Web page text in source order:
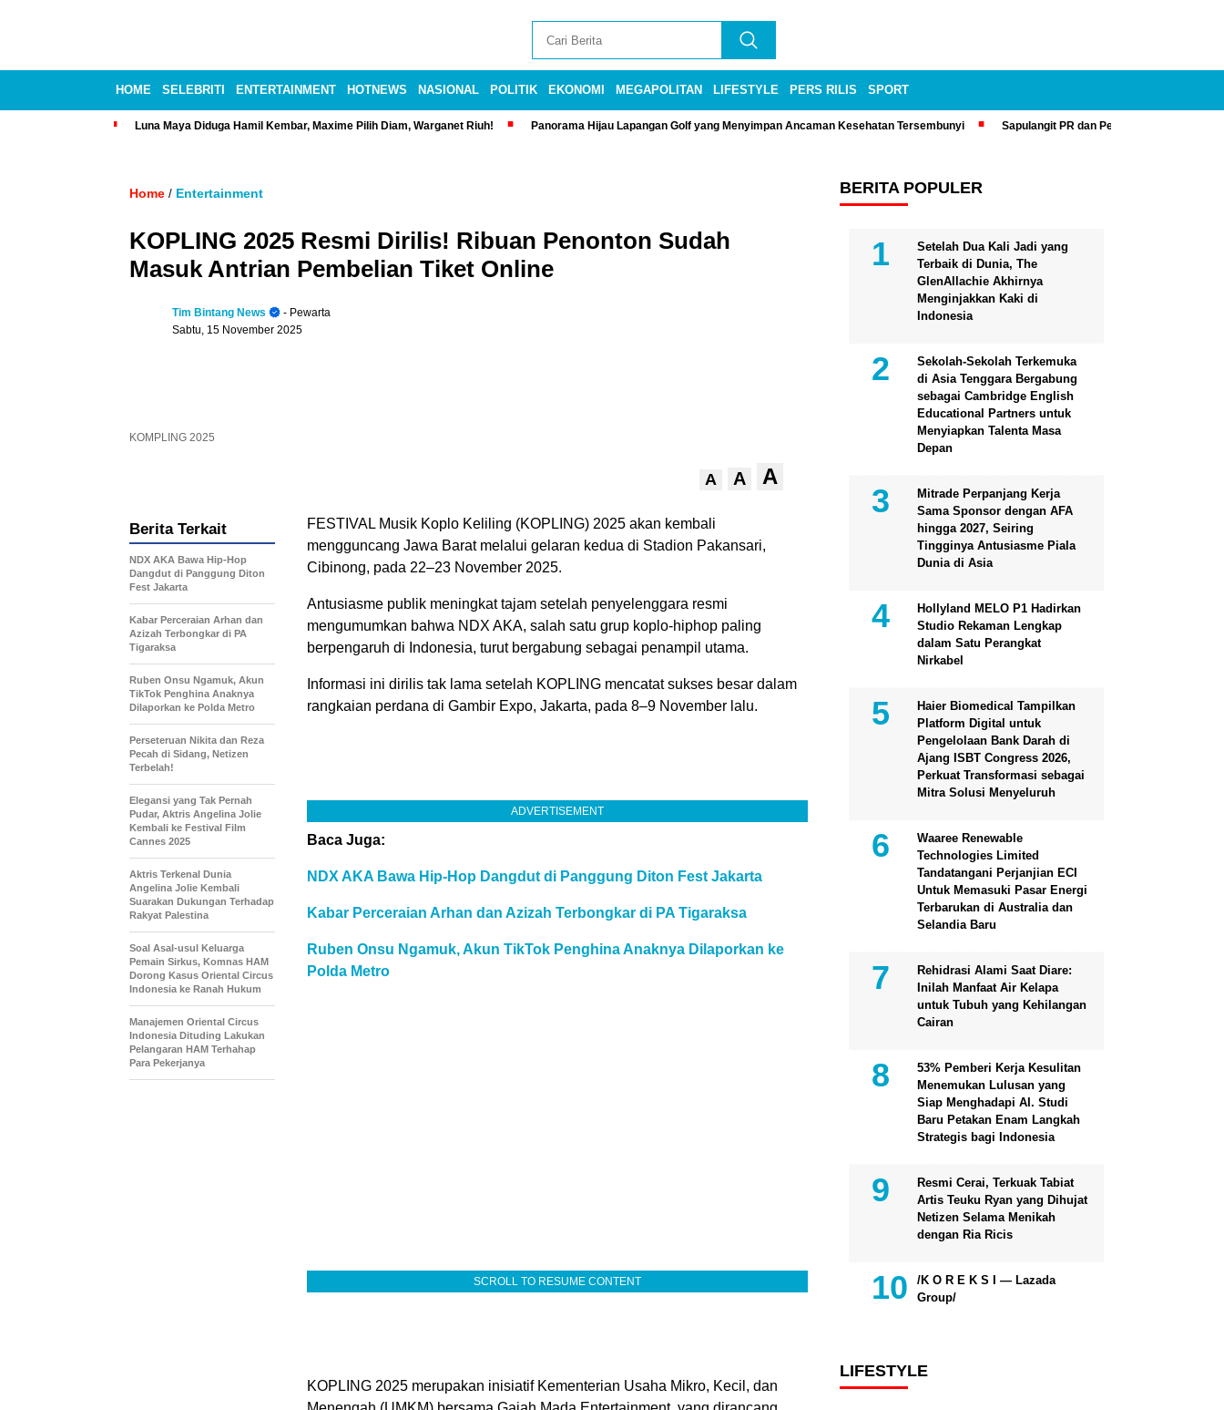
HOME SELEBRITI ENTERTAINMENT HOTNEWS NASIONAL POLITIK EKONOMI MEGAPOLITAN LIFESTYLE PERS RILIS SPORT
Luna Maya Diduga Hamil Kembar, Maxime Pilih Diam, Warganet Riuh! Panorama Hijau Lapangan Golf yang Menyimpan Ancaman Kesehatan Tersembunyi Sapulangit PR dan Persrilis.com Bisa
Home / Entertainment
KOPLING 2025 Resmi Dirilis! Ribuan Penonton Sudah
Masuk Antrian Pembelian Tiket Online
Tim Bintang News
- Pewarta
Sabtu, 15 November 2025
KOMPLING 2025
A A A
FESTIVAL Musik Koplo Keliling (KOPLING) 2025 akan kembali
mengguncang Jawa Barat melalui gelaran kedua di Stadion Pakansari,
Cibinong, pada 22–23 November 2025.
Antusiasme publik meningkat tajam setelah penyelenggara resmi
mengumumkan bahwa NDX AKA, salah satu grup koplo-hiphop paling
berpengaruh di Indonesia, turut bergabung sebagai penampil utama.
Informasi ini dirilis tak lama setelah KOPLING mencatat sukses besar dalam
rangkaian perdana di Gambir Expo, Jakarta, pada 8–9 November lalu.
ADVERTISEMENT
Baca Juga:
NDX AKA Bawa Hip-Hop Dangdut di Panggung Diton Fest Jakarta
Kabar Perceraian Arhan dan Azizah Terbongkar di PA Tigaraksa
Ruben Onsu Ngamuk, Akun TikTok Penghina Anaknya Dilaporkan ke
Polda Metro
SCROLL TO RESUME CONTENT
KOPLING 2025 merupakan inisiatif Kementerian Usaha Mikro, Kecil, dan
Berita Terkait
NDX AKA Bawa Hip-Hop
Dangdut di Panggung Diton
Fest Jakarta
Kabar Perceraian Arhan dan
Azizah Terbongkar di PA
Tigaraksa
Ruben Onsu Ngamuk, Akun
TikTok Penghina Anaknya
Dilaporkan ke Polda Metro
Perseteruan Nikita dan Reza
Pecah di Sidang, Netizen
Terbelah!
Elegansi yang Tak Pernah
Pudar, Aktris Angelina Jolie
Kembali ke Festival Film
Cannes 2025
Aktris Terkenal Dunia
Angelina Jolie Kembali
Suarakan Dukungan Terhadap
Rakyat Palestina
Soal Asal-usul Keluarga
Pemain Sirkus, Komnas HAM
Dorong Kasus Oriental Circus
Indonesia ke Ranah Hukum
Manajemen Oriental Circus
Indonesia Dituding Lakukan
Pelangaran HAM Terhahap
Para Pekerjanya
BERITA POPULER
Setelah Dua Kali Jadi yang
Terbaik di Dunia, The
GlenAllachie Akhirnya
Menginjakkan Kaki di
Indonesia
Sekolah-Sekolah Terkemuka
di Asia Tenggara Bergabung
sebagai Cambridge English
Educational Partners untuk
Menyiapkan Talenta Masa
Depan
Mitrade Perpanjang Kerja
Sama Sponsor dengan AFA
hingga 2027, Seiring
Tingginya Antusiasme Piala
Dunia di Asia
Hollyland MELO P1 Hadirkan
Studio Rekaman Lengkap
dalam Satu Perangkat
Nirkabel
Haier Biomedical Tampilkan
Platform Digital untuk
Pengelolaan Bank Darah di
Ajang ISBT Congress 2026,
Perkuat Transformasi sebagai
Mitra Solusi Menyeluruh
Waaree Renewable
Technologies Limited
Tandatangani Perjanjian ECI
Untuk Memasuki Pasar Energi
Terbarukan di Australia dan
Selandia Baru
Rehidrasi Alami Saat Diare:
Inilah Manfaat Air Kelapa
untuk Tubuh yang Kehilangan
Cairan
53% Pemberi Kerja Kesulitan
Menemukan Lulusan yang
Siap Menghadapi AI. Studi
Baru Petakan Enam Langkah
Strategis bagi Indonesia
Resmi Cerai, Terkuak Tabiat
Artis Teuku Ryan yang Dihujat
Netizen Selama Menikah
dengan Ria Ricis
/K O R E K S I — Lazada
Group/
LIFESTYLE